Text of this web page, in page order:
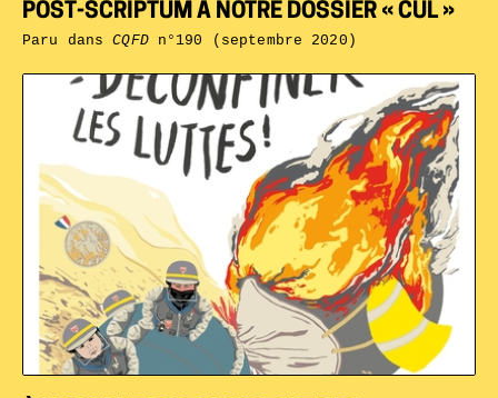
POST-SCRIPTUM À NOTRE DOSSIER « CUL »
Paru dansCQFDn°190 (septembre 2020)